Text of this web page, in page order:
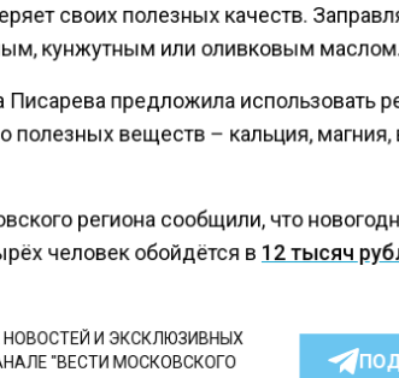
своих полезных качеств.
кунжутным или оливковым маслом.
Писарева предложила использовать
полезных веществ – кальция, магния,
региона сообщили, что
человек обойдётся в 12 тысяч
И ЭКСКЛЮЗИВНЫХ
"ВЕСТИ МОСКОВСКОГО